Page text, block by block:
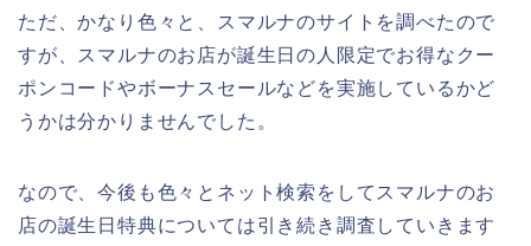
ただ、かなり色々と、スマルナのサイトを調べたので
すが、スマルナのお店が誕生日の人限定でお得なクー
ポンコードやボーナスセールなどを実施しているかど
うかは分かりませんでした。
なので、今後も色々とネット検索をしてスマルナのお
店の誕生日特典については引き続き調査していきます